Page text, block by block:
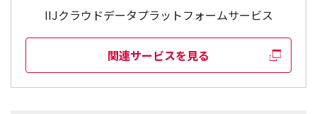
IIJクラウドデータプラットフォームサービス
関連サービスを見る